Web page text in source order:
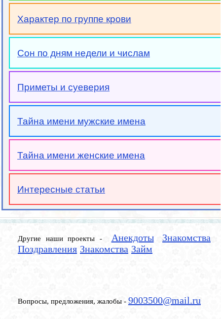
Характер по группе крови
Сон по дням недели и числам
Приметы и суеверия
Тайна имени мужские имена
Тайна имени женские имена
Интересные статьи
Другие наши проекты - Анекдоты
Знакомства
Поздравления Знакомства Займ
Вопросы, предложения, жалобы - 9003500@mail.ru